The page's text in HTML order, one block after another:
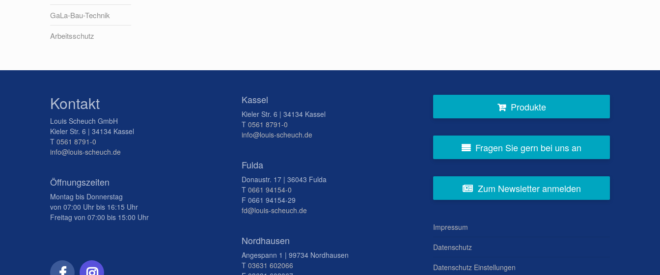
GaLa-Bau-Technik
Arbeitsschutz
Kontakt
Louis Scheuch GmbH
Kieler Str. 6 | 34134 Kassel
T 0561 8791-0
info@louis-scheuch.de
Öffnungszeiten
Montag bis Donnerstag
von 07:00 Uhr bis 16:15 Uhr
Freitag von 07:00 bis 15:00 Uhr
Kassel
Kieler Str. 6 | 34134 Kassel
T 0561 8791-0
info@louis-scheuch.de
Fulda
Donaustr. 17 | 36043 Fulda
T 0661 94154-0
F 0661 94154-29
fd@louis-scheuch.de
Nordhausen
Angespann 1 | 99734 Nordhausen
T 03631 602066
Produkte
Fragen Sie gern bei uns an
Zum Newsletter anmelden
Impressum
Datenschutz
Datenschutz Einstellungen